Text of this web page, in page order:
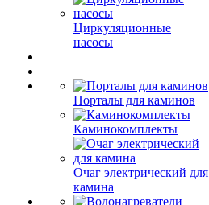
Циркуляционные
насосы
Порталы для каминов
Каминокомплекты
Очаг электрический для
камина